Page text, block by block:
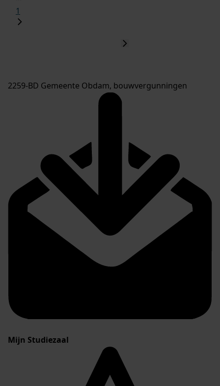
1
2259-BD Gemeente Obdam, bouwvergunningen
Mijn Studiezaal